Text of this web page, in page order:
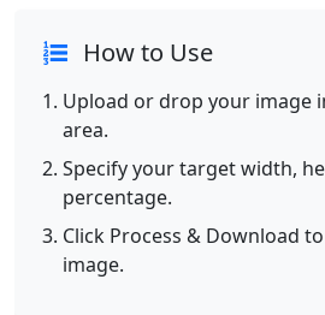
How to Use
Upload or drop your image
area.
Specify your target width,
percentage.
Click Process & Download
image.